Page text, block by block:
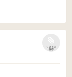
リストに
保存